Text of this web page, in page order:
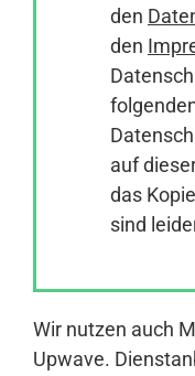
Anmelden
den
den
auf
das
sind
Wir nutzen auch
Upwave.